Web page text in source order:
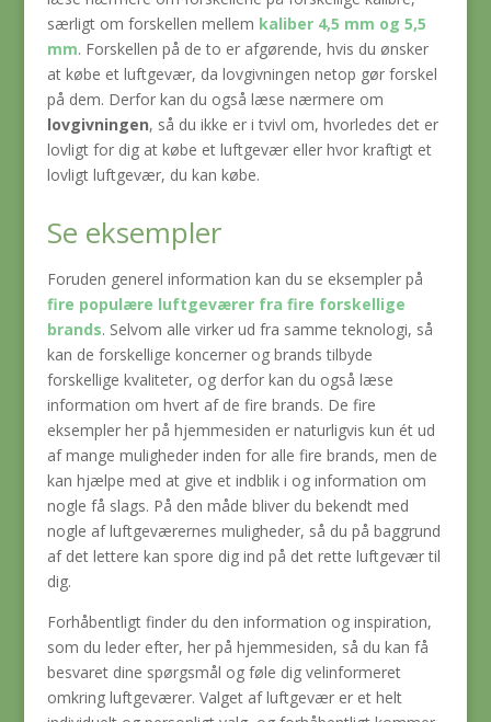
særligt om forskellen mellem kaliber 4,5 mm og 5,5
mm. Forskellen på de to er afgørende, hvis du ønsker
at købe et luftgevær, da lovgivningen netop gør forskel
på dem. Derfor kan du også læse nærmere om
lovgivningen, så du ikke er i tvivl om, hvorledes det er
lovligt for dig at købe et luftgevær eller hvor kraftigt et
lovligt luftgevær, du kan købe.
Se eksempler
Foruden generel information kan du se eksempler på
fire populære luftgeværer fra fire forskellige
brands. Selvom alle virker ud fra samme teknologi, så
kan de forskellige koncerner og brands tilbyde
forskellige kvaliteter, og derfor kan du også læse
information om hvert af de fire brands. De fire
eksempler her på hjemmesiden er naturligvis kun ét ud
af mange muligheder inden for alle fire brands, men de
kan hjælpe med at give et indblik i og information om
nogle få slags. På den måde bliver du bekendt med
nogle af luftgeværernes muligheder, så du på baggrund
af det lettere kan spore dig ind på det rette luftgevær til
dig.
Forhåbentligt finder du den information og inspiration,
som du leder efter, her på hjemmesiden, så du kan få
besvaret dine spørgsmål og føle dig velinformeret
omkring luftgeværer. Valget af luftgevær er et helt